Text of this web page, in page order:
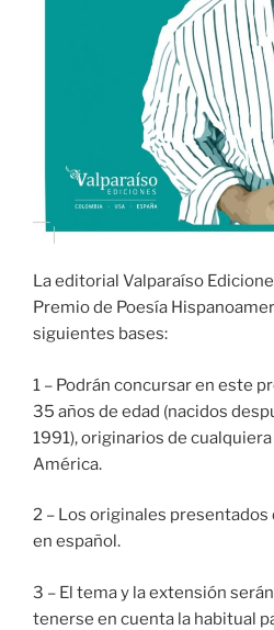
La editorial Valparaíso
Premio de Poesía
siguientes bases:
1 – Podrán concursar en este
35 años de edad (nacidos
1991), originarios de
América.
2 – Los originales
en español.
3 – El tema y la extensión
tenerse en cuenta la habitual